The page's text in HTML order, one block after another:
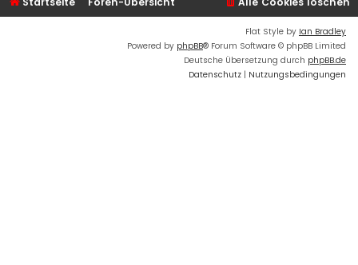
Flat Style by Ian Bradley
Powered by phpBB® Forum Software © phpBB Limited
Deutsche Übersetzung durch phpBB.de
Datenschutz | Nutzungsbedingungen